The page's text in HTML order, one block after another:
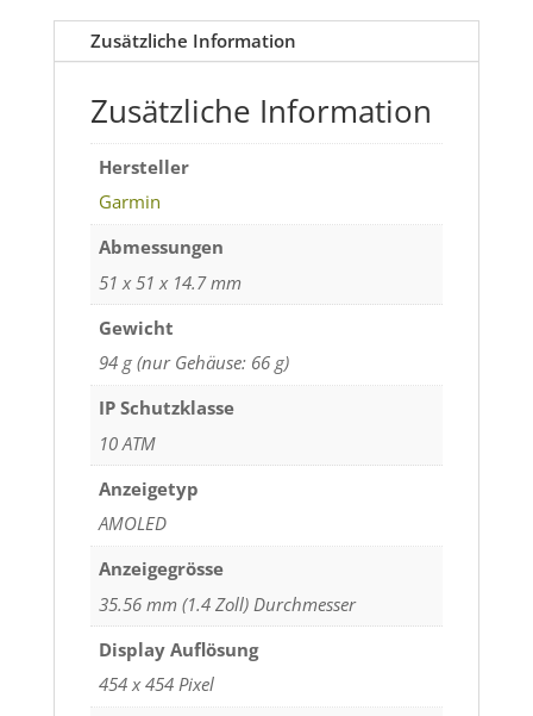
Cerakote
Beschichtung
Zusätzliche Information
Zusätzliche Information
Hersteller
Garmin
Abmessungen
51 x 51 x 14.7 mm
Gewicht
94 g (nur Gehäuse: 66 g)
IP Schutzklasse
10 ATM
Anzeigetyp
AMOLED
Anzeigegrösse
35.56 mm (1.4 Zoll) Durchmesser
Display Auflösung
454 x 454 Pixel